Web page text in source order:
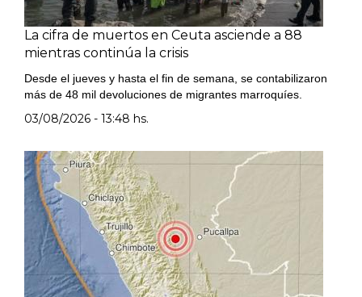
La cifra de muertos en Ceuta asciende a 88
mientras continúa la crisis
Desde el jueves y hasta el fin de semana, se contabilizaron
más de 48 mil devoluciones de migrantes marroquíes.
03/08/2026 - 13:48 hs.